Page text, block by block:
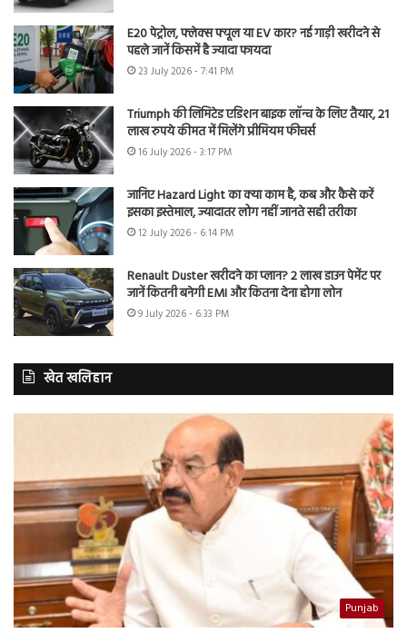
E20 पेट्रोल, फ्लेक्स फ्यूल या EV कार? नई गाड़ी खरीदने से
पहले जानें किसमें है ज्यादा फायदा
23 July 2026 - 7:41 PM
Triumph की लिमिटेड एडिशन बाइक लॉन्च के लिए तैयार, 21
लाख रुपये कीमत में मिलेंगे प्रीमियम फीचर्स
16 July 2026 - 3:17 PM
जानिए Hazard Light का क्या काम है, कब और कैसे करें
इसका इस्तेमाल, ज्यादातर लोग नहीं जानते सही तरीका
12 July 2026 - 6:14 PM
Renault Duster खरीदने का प्लान? 2 लाख डाउन पेमेंट पर
जानें कितनी बनेगी EMI और कितना देना होगा लोन
9 July 2026 - 6:33 PM
खेत खलिहान
Punjab